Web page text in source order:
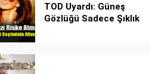
TOD Uyardı: Güneş
Gözlüğü Sadece Şıklık